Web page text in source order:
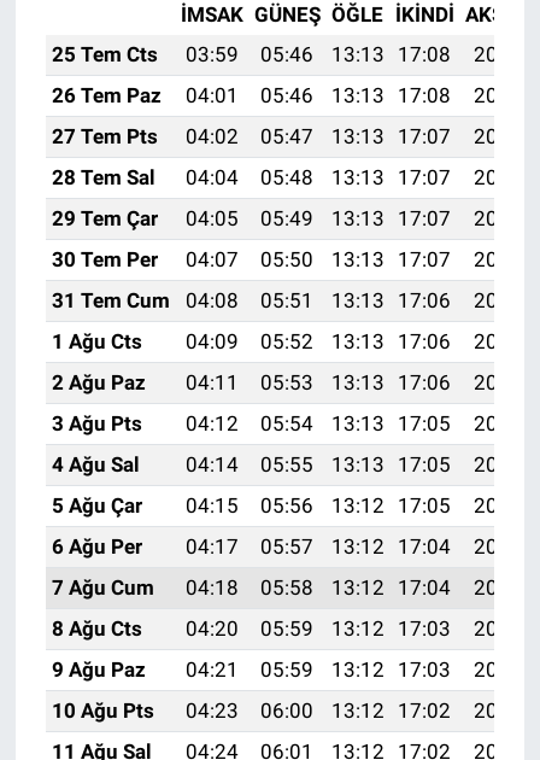
İMSAK GÜNEŞ ÖĞLE İKINDI AKŞAM
25 Tem Cts
03:59 05:46 13:13 17:08
20:30
26 Tem Paz
04:01 05:46 13:13 17:08
20:30
27 Tem Pts
04:02 05:47 13:13 17:07
20:29
28 Tem Sal
04:04 05:48 13:13 17:07
20:28
29 Tem Çar
04:05 05:49 13:13 17:07
20:27
30 Tem Per
04:07 05:50 13:13 17:07
20:26
31 Tem Cum
04:08 05:51 13:13 17:06
20:25
1 Ağu Cts
04:09 05:52 13:13 17:06
20:24
2 Ağu Paz
04:11 05:53 13:13 17:06
20:23
3 Ağu Pts
04:12 05:54 13:13 17:05
20:22
4 Ağu Sal
04:14 05:55 13:13 17:05
20:20
5 Ağu Çar
04:15 05:56 13:12 17:05
20:19
6 Ağu Per
04:17 05:57 13:12 17:04
20:18
7 Ağu Cum
04:18 05:58 13:12 17:04
20:17
8 Ağu Cts
04:20 05:59 13:12 17:03
20:16
9 Ağu Paz
04:21 05:59 13:12 17:03
20:15
10 Ağu Pts
04:23 06:00 13:12 17:02
20:13
11 Ağu Sal
04:24 06:01 13:12 17:02
20:12